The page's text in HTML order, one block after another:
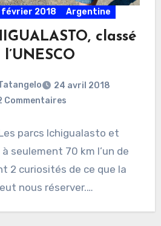
février 2018 Argentine
classé
24 avril 2018
Commentaires
parcs Ichigualasto et
seulement 70 km l’un de
2 curiosités de ce que la
nous réserver.…